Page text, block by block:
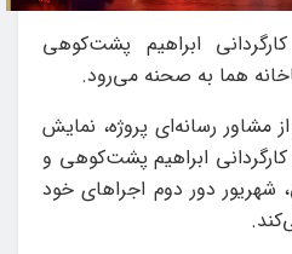
ابراهیم پشت‌کوهی
هما به صحنه می‌رود.
مشاور رسانه‌ای پروژه، نمایش
ابراهیم پشت‌کوهی و
شهریور دور دوم اجراهای خود